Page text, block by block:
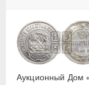
Аукционный